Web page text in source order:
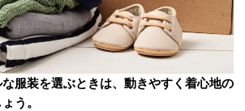
服装を選ぶときは、動きやすく着心地の
う。